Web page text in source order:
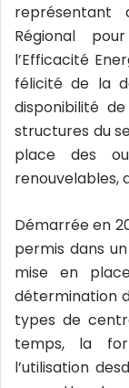
représentant
Régional
l’Efficacité
félicité de la
disponibilité
structures du
place des
renouvelables,
Démarrée en
permis dans
mise en
détermination
types de
temps, la
l’utilisation